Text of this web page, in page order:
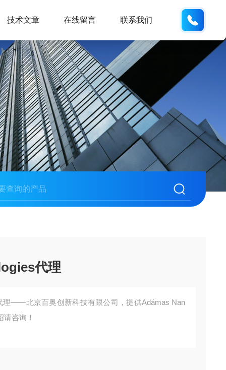
技术文章 在线留言 联系我们
代理
理——北京百奥创新科技有限公司，提供Adámas Nan
咨询！